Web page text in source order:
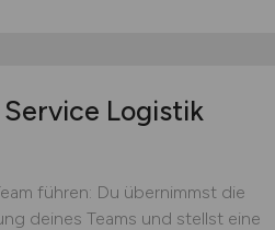
Logistik
führen: Du übernimmst die
deines Teams und stellst eine